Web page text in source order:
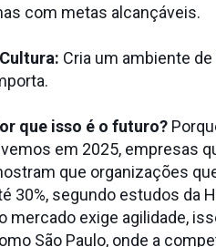
com metas alcançáveis.
Cria um ambiente
que isso é o futuro?
em 2025, empresas
que organizações
30%, segundo estudos da
mercado exige agilidade,
São Paulo, onde a